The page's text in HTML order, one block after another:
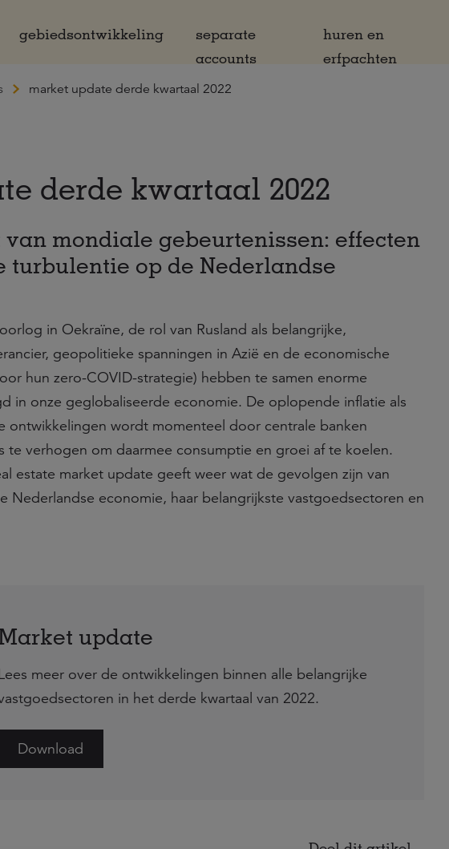
gebiedsontwikkeling
separate
accounts
huren en
erfpachten
market update derde kwartaal 2022
derde kwartaal 2022
mondiale gebeurtenissen: effecten
turbulentie op de Nederlandse
in Oekraïne, de rol van Rusland als belangrijke,
geopolitieke spanningen in Azië en de economische
hun zero-COVID-strategie) hebben te samen enorme
in onze geglobaliseerde economie. De oplopende inflatie als
ontwikkelingen wordt momenteel door centrale banken
te verhogen om daarmee consumptie en groei af te koelen.
estate market update geeft weer wat de gevolgen zijn van
Nederlandse economie, haar belangrijkste vastgoedsectoren en
update
meer over de ontwikkelingen binnen alle belangrijke
in het derde kwartaal van 2022.
Download